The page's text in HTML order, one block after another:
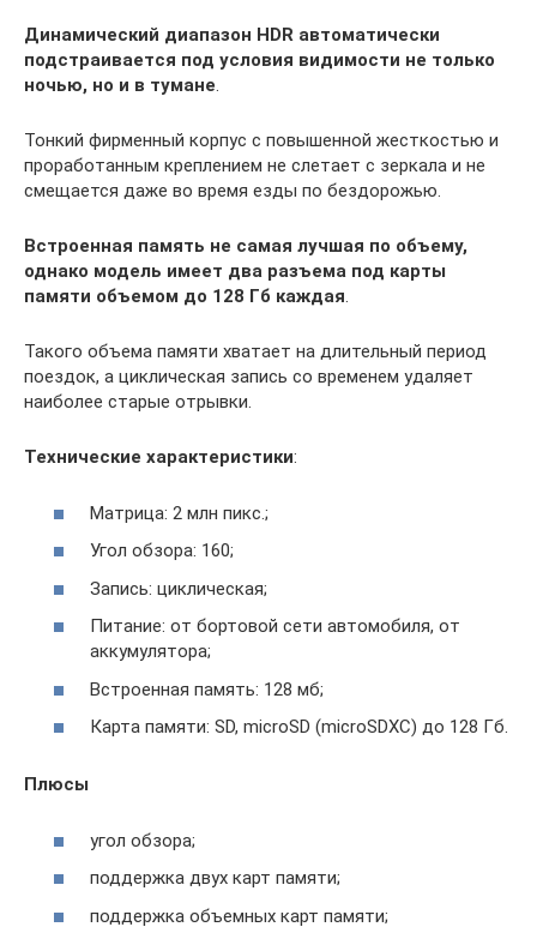
Динамический диапазон HDR автоматически
подстраивается под условия видимости не только
ночью, но и в тумане.
Тонкий фирменный корпус с повышенной жесткостью и
проработанным креплением не слетает с зеркала и не
смещается даже во время езды по бездорожью.
Встроенная память не самая лучшая по объему,
однако модель имеет два разъема под карты
памяти объемом до 128 Гб каждая.
Такого объема памяти хватает на длительный период
поездок, а циклическая запись со временем удаляет
наиболее старые отрывки.
Технические характеристики:
Матрица: 2 млн пикс.;
Угол обзора: 160;
Запись: циклическая;
Питание: от бортовой сети автомобиля, от
аккумулятора;
Встроенная память: 128 мб;
Карта памяти: SD, microSD (microSDXC) до 128 Гб.
Плюсы
угол обзора;
поддержка двух карт памяти;
поддержка объемных карт памяти;